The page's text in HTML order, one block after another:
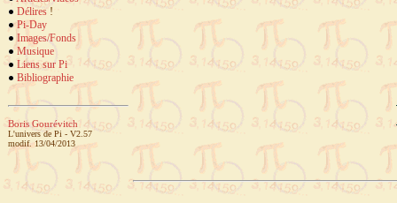
Délires !
Pi-Day
Images/Fonds
Musique
Liens sur Pi
Bibliographie
Boris Gourévitch
L'univers de Pi - V2.57
modif. 13/04/2013